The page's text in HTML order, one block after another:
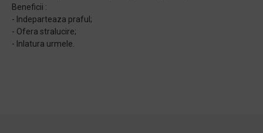
Beneficii :
- Indeparteaza praful;
- Ofera stralucire;
- Inlatura urmele.